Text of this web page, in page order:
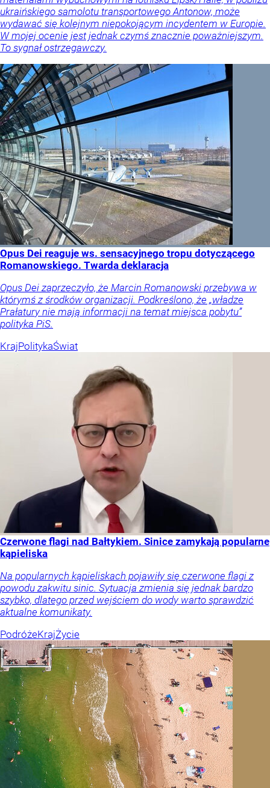
ukraińskiego samolotu transportowego Antonow, może
wydawać się kolejnym niepokojącym incydentem w Europie.
W mojej ocenie jest jednak czymś znacznie poważniejszym.
To sygnał ostrzegawczy.
Opus Dei reaguje ws. sensacyjnego tropu dotyczącego
Romanowskiego. Twarda deklaracja
Opus Dei zaprzeczyło, że Marcin Romanowski przebywa w
którymś z środków organizacji. Podkreślono, że „władze
Prałatury nie mają informacji na temat miejsca pobytu”
polityka PiS.
KrajPolitykaŚwiat
Czerwone flagi nad Bałtykiem. Sinice zamykają popularne
kąpieliska
Na popularnych kąpieliskach pojawiły się czerwone flagi z
powodu zakwitu sinic. Sytuacja zmienia się jednak bardzo
szybko, dlatego przed wejściem do wody warto sprawdzić
aktualne komunikaty.
PodróżeKrajŻycie